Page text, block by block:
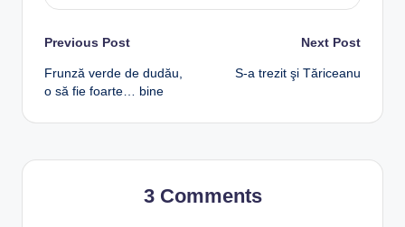
Post
navigation
Previous Post
Frunză verde de dudău,
o să fie foarte… bine
Next Post
S-a trezit şi Tăriceanu
3 Comments